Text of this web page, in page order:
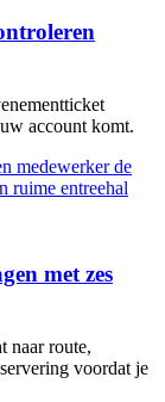
account komt.
met zes
naar route,
voordat je